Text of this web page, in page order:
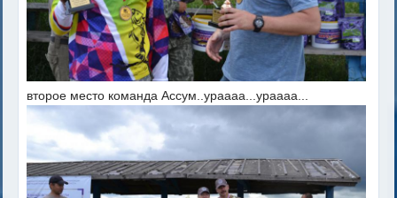
второе место команда Ассум..ураааа...ураааа...